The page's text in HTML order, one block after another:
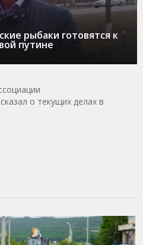
рыбаки готовятся к
путине
о текущих делах в